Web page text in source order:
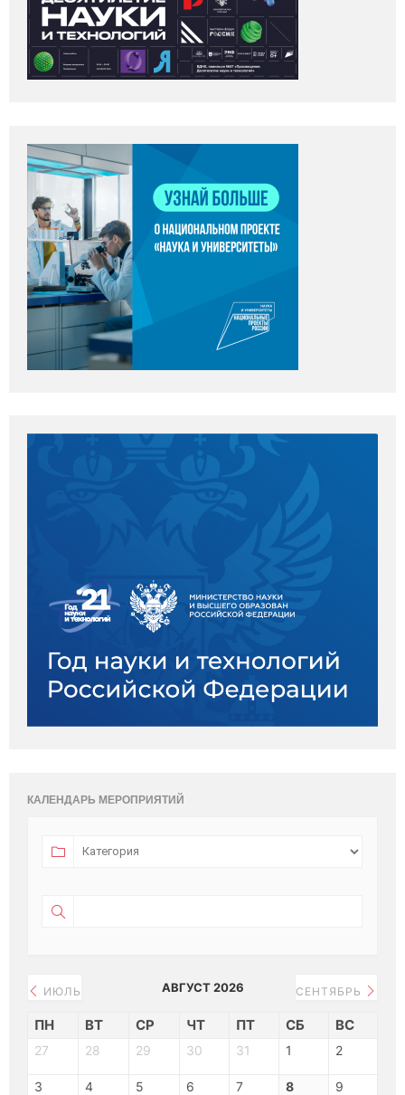
КАЛЕНДАРЬ МЕРОПРИЯТИЙ
ИЮЛЬ АВГУСТ 2026 СЕНТЯБРЬ
ПН ВТ СР ЧТ ПТ СБ ВС
27 28 29 30 31 1 2
3 4 5 6 7 8 9